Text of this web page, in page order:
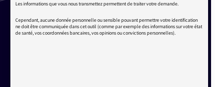
Les informations que vous nous transmettez permettent de traiter votre demande.
Cependant, aucune donnée personnelle ou sensible pouvant permettre votre identification
ne doit être communiquée dans cet outil (comme par exemple des informations sur votre état
de santé, vos coordonnées bancaires, vos opinions ou convictions personnelles).